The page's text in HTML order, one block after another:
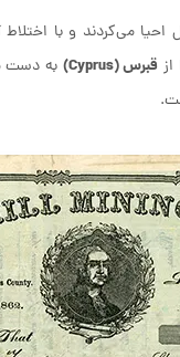
می‌کردند و با
قبرس (Cyprus)